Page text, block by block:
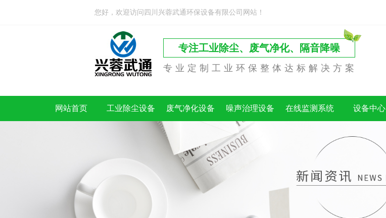
您好，欢迎访问四川兴蓉武通环保设备有限公司网站！
专注工业除尘、废气净化、隔音降噪
专业定制工业环保整体达标解决方案
网站首页 工业除尘设备 废气净化设备 噪声治理设备 在线监测系统 设备中心